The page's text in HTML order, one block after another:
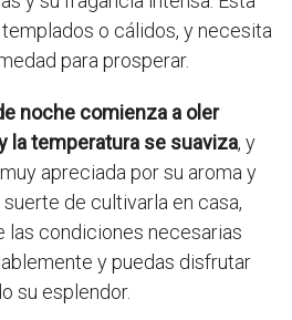
o cálidos, y necesita
para prosperar.
noche comienza a oler
la temperatura se suaviza, y
apreciada por su aroma y
de cultivarla en casa,
las condiciones necesarias
y puedas disfrutar
su esplendor.